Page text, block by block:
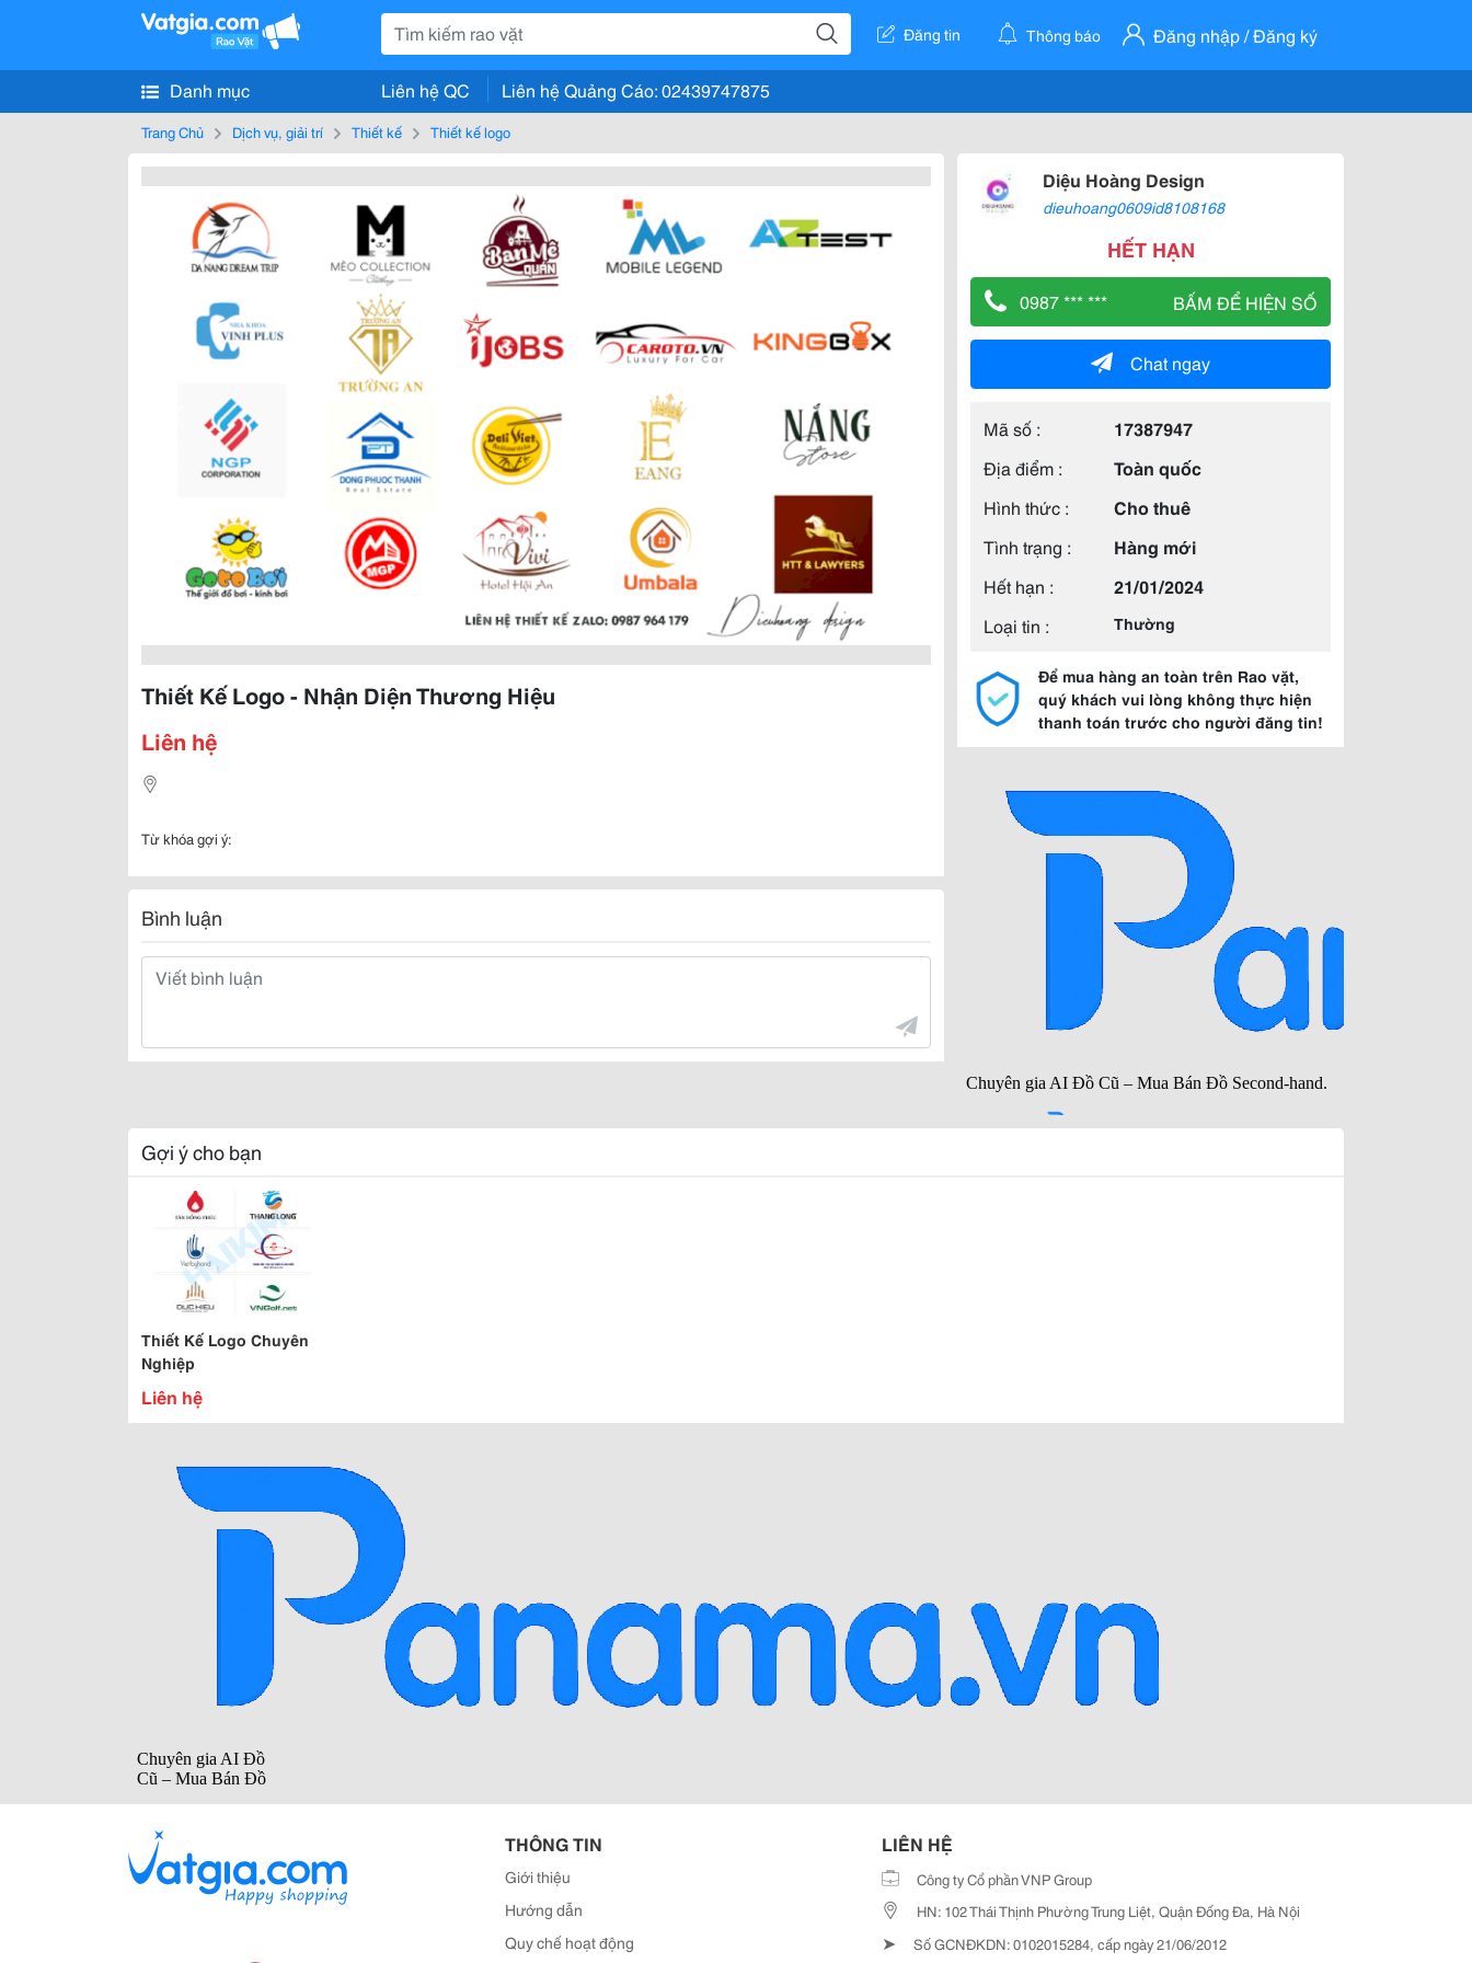
Đăng tin Thông báo Đăng nhập / Đăng ký
Danh mục Liên hệ QC Liên hệ Quảng Cáo: 02439747875
Trang Chủ Dịch vụ, giải trí Thiết kế Thiết kế logo
Thiết Kế Logo - Nhận Diện Thương Hiệu
Liên hệ
Từ khóa gợi ý:
Bình luận
Diệu Hoàng Design
dieuhoang0609id8108168
HẾT HẠN
0987 *** *** BẤM ĐỂ HIỆN SỐ
Chat ngay
Mã số :
17387947
Địa điểm :
Toàn quốc
Hình thức :
Cho thuê
Tình trạng :
Hàng mới
Hết hạn :
21/01/2024
Loại tin :
Thường
Để mua hàng an toàn trên Rao vặt,
quý khách vui lòng không thực hiện
thanh toán trước cho người đăng tin!
Gợi ý cho bạn
Thiết Kế Logo Chuyên
Nghiệp
Liên hệ
THÔNG TIN
Giới thiệu
Hướng dẫn
Quy chế hoạt động
LIÊN HỆ
Công ty Cổ phần VNP Group
HN: 102 Thái Thịnh Phường Trung Liệt, Quận Đống Đa, Hà Nội
➤ Số GCNĐKDN: 0102015284, cấp ngày 21/06/2012